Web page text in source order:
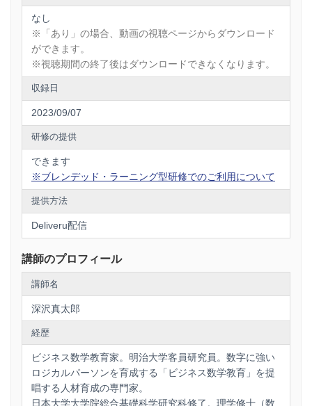
なし
※「あり」の場合、動画の視聴ページからダウンロード
ができます。
※視聴期間の終了後はダウンロードできなくなります。
収録日
2023/09/07
研修の提供
できます
※ブレンデッド・ラーニング型研修でのご利用について
提供方法
Deliveru配信
講師のプロフィール
講師名
深沢真太郎
経歴
ビジネス数学教育家。明治大学客員研究員。数字に強い
ロジカルパーソンを育成する「ビジネス数学教育」を提
唱する人材育成の専門家。
日本大学大学院総合基礎科学研究科修了。理学修士（数